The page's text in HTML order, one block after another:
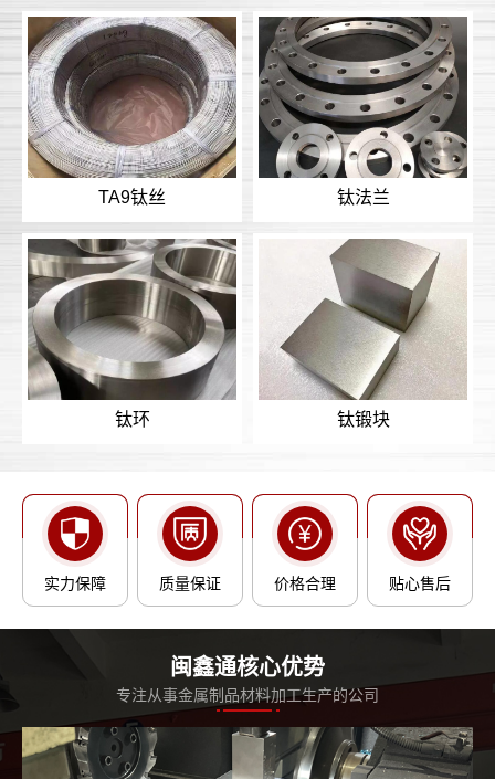
TA9钛丝 钛法兰
钛环 钛锻块
实力保障 质量保证 价格合理 贴心售后
闽鑫通核心优势
专注从事金属制品材料加工生产的公司